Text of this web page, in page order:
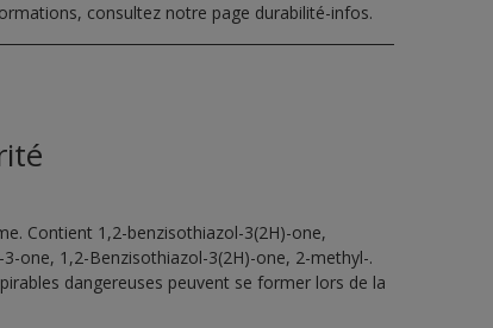
consultez notre page durabilité-infos.
Contient 1,2-benzisothiazol-3(2H)-one,
one, 1,2-Benzisothiazol-3(2H)-one, 2-methyl-.
dangereuses peuvent se former lors de la